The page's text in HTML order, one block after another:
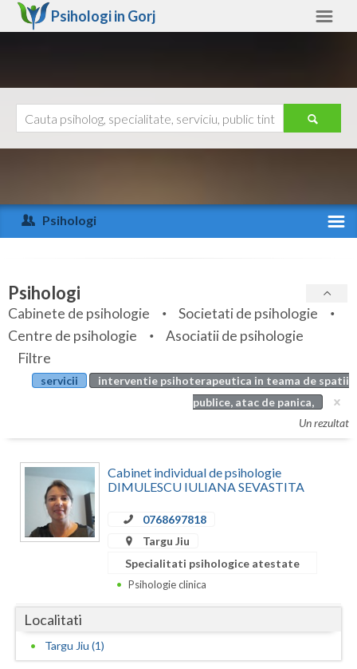
Psihologi in Gorj
Arad
Arges
Bihor
Bistrita-Nasaud
Botosani
Bucuresti
Buzau
Calarasi
Constanta
Covasna
Ajutor
Psihologi
Specialitati
Servicii
Articole
Evenimente
Psihologi
Cabinete de psihologie
Societati de psihologie
Centre de psihologie
Asociatii de psihologie
Filtre
servicii
interventie psihoterapeutica in teama de spatii
publice, atac de panica,
Un rezultat
Cabinet individual de psihologie
DIMULESCU IULIANA SEVASTITA
0768697818
Targu Jiu
Specialitati psihologice atestate
Psihologie clinica
Localitati
Targu Jiu (1)